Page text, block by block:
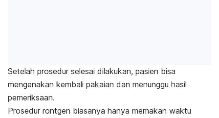
Setelah prosedur selesai dilakukan, pasien bisa
mengenakan kembali pakaian dan menunggu hasil
pemeriksaan.
Prosedur rontgen biasanya hanya memakan waktu